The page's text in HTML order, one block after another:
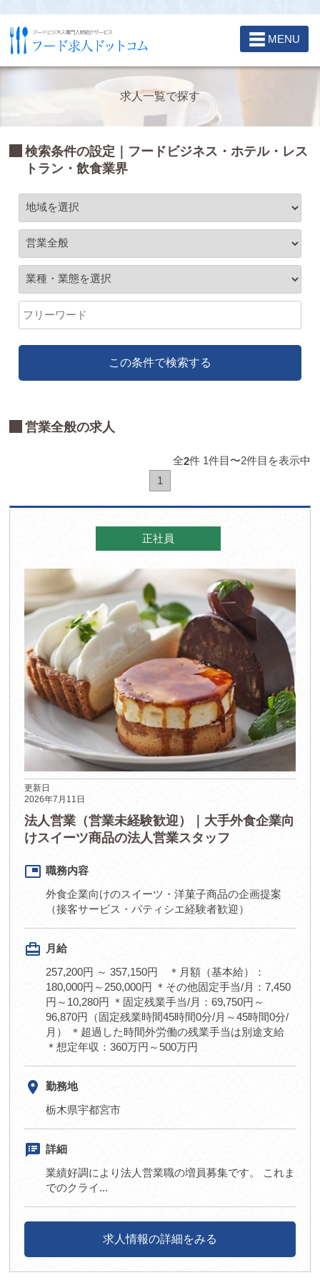
☰ MENU
求人一覧で探す
検索条件の設定｜フードビジネス・ホテル・レス
トラン・飲食業界
この条件で検索する
営業全般の求人
全2件 1件目〜2件目を表示中
1
正社員
更新日
2026年7月11日
法人営業（営業未経験歓迎）｜大手外食企業向
けスイーツ商品の法人営業スタッフ
picture_in_picture 職務内容
外食企業向けのスイーツ・洋菓子商品の企画提案
（接客サービス・パティシエ経験者歓迎）
card_travel
月給
257,200円 ～ 357,150円 ＊月額（基本給）：
180,000円～250,000円 ＊その他固定手当/月：7,450
円～10,280円 ＊固定残業手当/月：69,750円～
96,870円（固定残業時間45時間0分/月～45時間0分/
月） ＊超過した時間外労働の残業手当は別途支給
＊想定年収：360万円～500万円
room
勤務地
栃木県宇都宮市
speaker_notes 詳細
業績好調により法人営業職の増員募集です。 これま
でのクライ...
求人情報の詳細をみる